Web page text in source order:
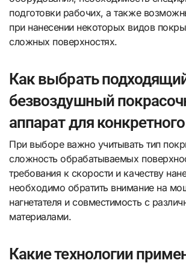
подготовки рабочих, а также
при нанесении некоторых видов
сложных поверхностях.
Как выбрать
безвоздушный
аппарат для
При выборе важно учитывать тип
сложность обрабатываемых
требования к скорости и качеству
необходимо обратить внимание на
нагнетателя и совместимость с
материалами.
Какие технологии